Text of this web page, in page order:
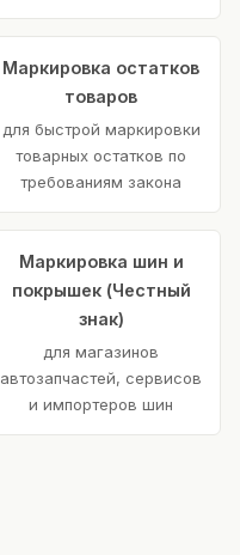
Маркировка остатков
товаров
для быстрой маркировки
товарных остатков по
требованиям закона
Маркировка шин и
покрышек (Честный
знак)
для магазинов
автозапчастей, сервисов
и импортеров шин